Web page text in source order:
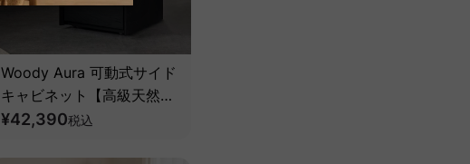
Woody Aura 可動式サイド
キャビネット【高級天然ホ
ワイトアッシュ材】
¥42,390税込